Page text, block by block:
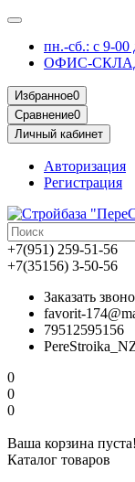
пн.-сб.: с 9-00
ОФИС-СКЛАД:
Избранное0
Сравнение0
Личный кабинет
Авторизация
Регистрация
+7(951) 259-51-56
+7(35156) 3-50-56
Заказать
favorit-
79512595156
0
0
0
Ваша корзина пуста!
Каталог товаров